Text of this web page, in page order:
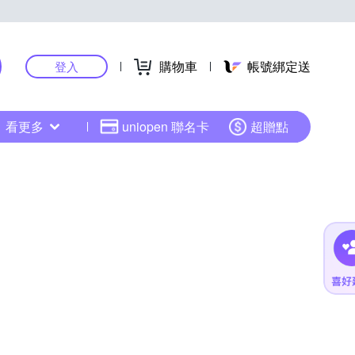
登入 購物車 帳號綁定送
看更多 uniopen 聯名卡 超贈點